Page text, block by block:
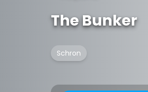
The Bunker
Schron